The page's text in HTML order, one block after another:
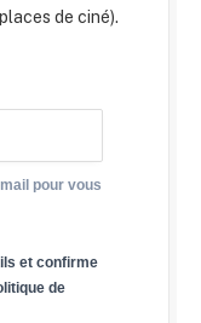
de ciné).
pour vous
et confirme
de